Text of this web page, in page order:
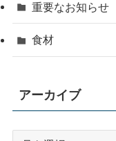
重要なお知らせ
食材
アーカイブ